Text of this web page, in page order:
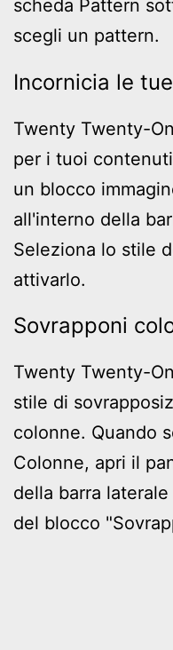
scheda Pattern
scegli un pattern.
Incornicia le
Twenty Twenty-
per i tuoi
un blocco
all'interno della
Seleziona lo stile
attivarlo.
Sovrapponi
Twenty Twenty-
stile di
colonne. Quando
Colonne, apri il
della barra
del blocco